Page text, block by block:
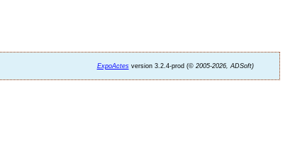
ExpoActesversion 3.2.4-prod (©2005-2026, ADSoft)